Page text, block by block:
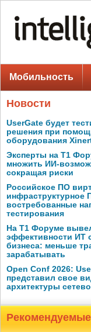
Мобильность
Новости
UserGate будет
решения при
оборудования
Эксперты на Т1
множить ИИ-
сокращая риски
Российское ПО
инфраструктурное
востребованные
тестирования
На Т1 Форуме
эффективности ИТ
бизнеса: меньше
зарабатывать
Open Conf 2026:
представил свое
архитектуры
Рекомендуемые